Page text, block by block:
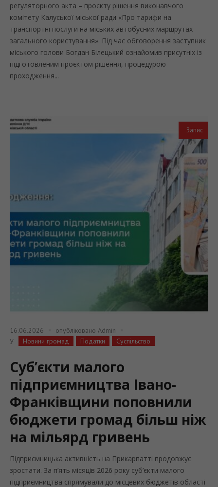
регуляторного акта – проєкту рішення виконавчого
комітету Калуської міської ради «Про тарифи на
транспортні послуги на міських автобусних маршрутах
загального користування». Під час обговорення заступник
міського голови Богдан Білецький ознайомив присутніх із
підготовленим проєктом рішення, процедурою
проходження...
Запис
16.06.2026 опубліковано Admin
У
Новини громад Податки Суспільство
Cуб’єкти малого
підприємництва Івано-
Франківщини поповнили
бюджети громад більш ніж
на мільярд гривень
Підприємницька активність на Прикарпатті продовжує
зростати. За п’ять місяців 2026 року суб’єкти малого
підприємництва спрямували до місцевих бюджетів області